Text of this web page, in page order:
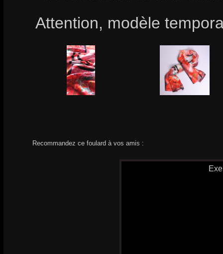
Attention, modèle
Recommandez ce foulard à vos amis :